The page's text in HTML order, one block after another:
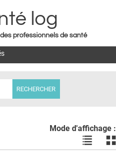
log
professionnels de santé
Mode d'affichage :
Voir
les
les